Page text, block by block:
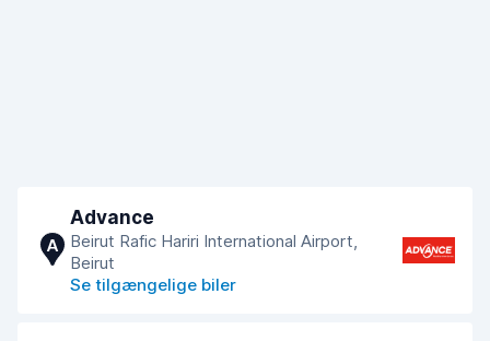
A
Advance
Beirut Rafic Hariri International Airport,
Beirut
Se tilgængelige biler